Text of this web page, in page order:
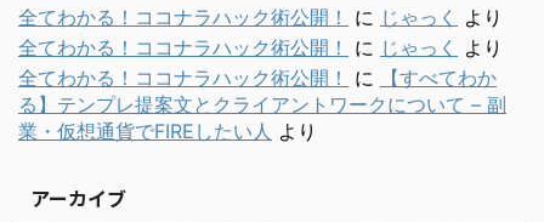
全てわかる！ココナラハック術公開！
に じゃっく
より
全てわかる！ココナラハック術公開！
に じゃっく
より
全てわかる！ココナラハック術公開！
に
【すべてわか
る】テンプレ提案文とクライアントワークについて – 副
業・仮想通貨でFIREしたい人 より
アーカイブ